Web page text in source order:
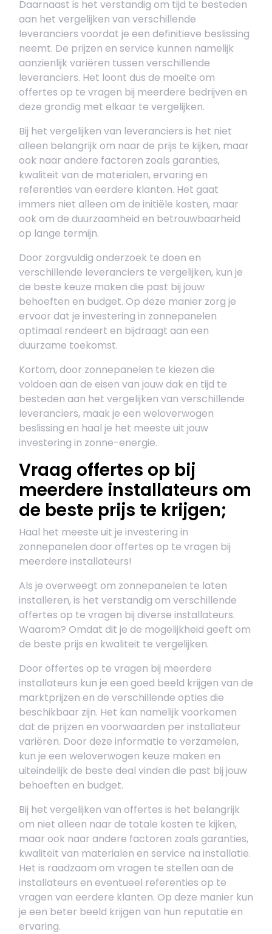
Daarnaast is het verstandig om tijd te besteden
aan het vergelijken van verschillende
leveranciers voordat je een definitieve beslissing
neemt. De prijzen en service kunnen namelijk
aanzienlijk variëren tussen verschillende
leveranciers. Het loont dus de moeite om
offertes op te vragen bij meerdere bedrijven en
deze grondig met elkaar te vergelijken.
Bij het vergelijken van leveranciers is het niet
alleen belangrijk om naar de prijs te kijken, maar
ook naar andere factoren zoals garanties,
kwaliteit van de materialen, ervaring en
referenties van eerdere klanten. Het gaat
immers niet alleen om de initiële kosten, maar
ook om de duurzaamheid en betrouwbaarheid
op lange termijn.
Door zorgvuldig onderzoek te doen en
verschillende leveranciers te vergelijken, kun je
de beste keuze maken die past bij jouw
behoeften en budget. Op deze manier zorg je
ervoor dat je investering in zonnepanelen
optimaal rendeert en bijdraagt aan een
duurzame toekomst.
Kortom, door zonnepanelen te kiezen die
voldoen aan de eisen van jouw dak en tijd te
besteden aan het vergelijken van verschillende
leveranciers, maak je een weloverwogen
beslissing en haal je het meeste uit jouw
investering in zonne-energie.
Vraag offertes op bij
meerdere installateurs om
de beste prijs te krijgen;
Haal het meeste uit je investering in
zonnepanelen door offertes op te vragen bij
meerdere installateurs!
Als je overweegt om zonnepanelen te laten
installeren, is het verstandig om verschillende
offertes op te vragen bij diverse installateurs.
Waarom? Omdat dit je de mogelijkheid geeft om
de beste prijs en kwaliteit te vergelijken.
Door offertes op te vragen bij meerdere
installateurs kun je een goed beeld krijgen van de
marktprijzen en de verschillende opties die
beschikbaar zijn. Het kan namelijk voorkomen
dat de prijzen en voorwaarden per installateur
variëren. Door deze informatie te verzamelen,
kun je een weloverwogen keuze maken en
uiteindelijk de beste deal vinden die past bij jouw
behoeften en budget.
Bij het vergelijken van offertes is het belangrijk
om niet alleen naar de totale kosten te kijken,
maar ook naar andere factoren zoals garanties,
kwaliteit van materialen en service na installatie.
Het is raadzaam om vragen te stellen aan de
installateurs en eventueel referenties op te
vragen van eerdere klanten. Op deze manier kun
je een beter beeld krijgen van hun reputatie en
ervaring.